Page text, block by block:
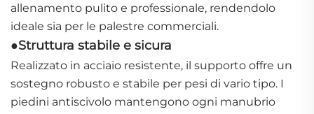
allenamento pulito e professionale, rendendolo
ideale sia per le palestre commerciali.
●Struttura stabile e sicura
Realizzato in acciaio resistente, il supporto offre un
sostegno robusto e stabile per pesi di vario tipo. I
piedini antiscivolo mantengono ogni manubrio